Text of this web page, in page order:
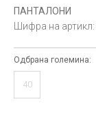
ПАНТАЛОНИ
Шифра на артикл:
Одбрана големина:
40